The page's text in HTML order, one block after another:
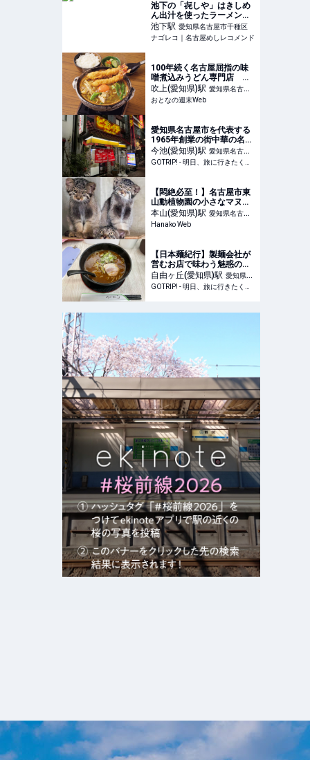
池下の「㐂しや」はきしめ
ん出汁を使ったラーメンが
楽しめる人気きしめん店
池下駅 愛知県名古屋市千種区
ナゴレコ｜名古屋めしレコメンド
100年続く名古屋屈指の味
噌煮込みうどん専門店 そ
こには変わらないおいしさ
があった
吹上(愛知県)駅 愛知県名古屋
市千種区
おとなの週末Web
愛知県名古屋市を代表する
1965年創業の街中華の名店
「ピカイチ」とは？ -
GOTRIP!
今池(愛知県)駅 愛知県名古屋
市千種区
GOTRIP! - 明日、旅に行きたくなるメディア
【悶絶必至！】名古屋市東
山動植物園の小さなマヌル
ネコ3兄弟
本山(愛知県)駅 愛知県名古屋
市千種区
Hanako Web
【日本麺紀行】製麺会社が
営むお店で味わう魅惑のミ
ソ中華とは？ / 愛知県名古
屋市「うどんのいなや 自由
ヶ丘店」 - GOTRIP!
自由ヶ丘(愛知県)駅 愛知県名
古屋市千種区
GOTRIP! - 明日、旅に行きたくなるメディア